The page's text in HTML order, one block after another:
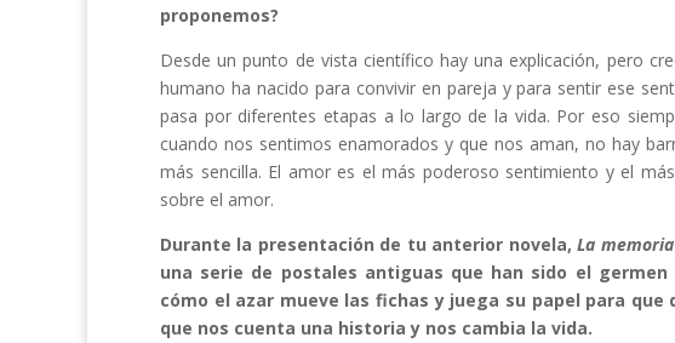
proponemos?
Desde un punto de vista científico hay una explicación, pero
humano ha nacido para convivir en pareja y para sentir ese
pasa por diferentes etapas a lo largo de la vida. Por eso
cuando nos sentimos enamorados y que nos aman, no hay
más sencilla. El amor es el más poderoso sentimiento y el
sobre el amor.
Durante la presentación de tu anterior novela,La
una serie de postales antiguas que han sido el
cómo el azar mueve las fichas y juega su papel para
que nos cuenta una historia y nos cambia la vida.